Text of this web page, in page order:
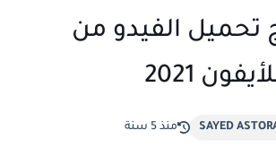
تحميل الفيدو من
2021
منذ 5 سنة